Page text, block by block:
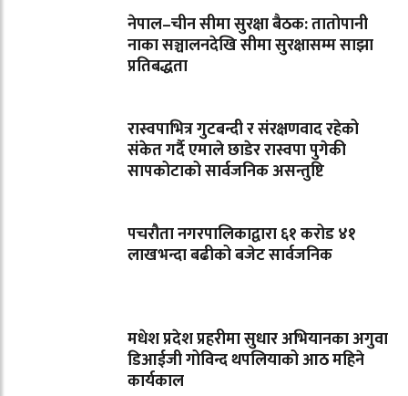
नेपाल–चीन सीमा सुरक्षा बैठक: तातोपानी
नाका सञ्चालनदेखि सीमा सुरक्षासम्म साझा
प्रतिबद्धता
रास्वपाभित्र गुटबन्दी र संरक्षणवाद रहेको
संकेत गर्दै एमाले छाडेर रास्वपा पुगेकी
सापकोटाको सार्वजनिक असन्तुष्टि
पचरौता नगरपालिकाद्वारा ६१ करोड ४१
लाखभन्दा बढीको बजेट सार्वजनिक
मधेश प्रदेश प्रहरीमा सुधार अभियानका अगुवा
डिआईजी गोविन्द थपलियाको आठ महिने
कार्यकाल